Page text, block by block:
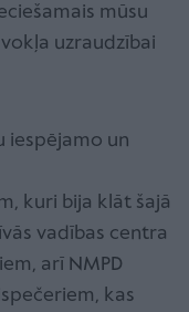
mūsu
uzraudzībai
iespējamo un
kuri bija klāt šajā
vadības centra
arī NMPD
kas